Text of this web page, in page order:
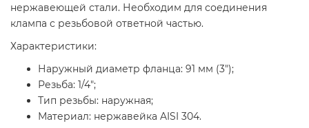
нержавеющей стали. Необходим для соединения
клампа с резьбовой ответной частью.
Характеристики:
Наружный диаметр фланца: 91 мм (3");
Резьба: 1/4";
Тип резьбы: наружная;
Материал: нержавейка AISI 304.